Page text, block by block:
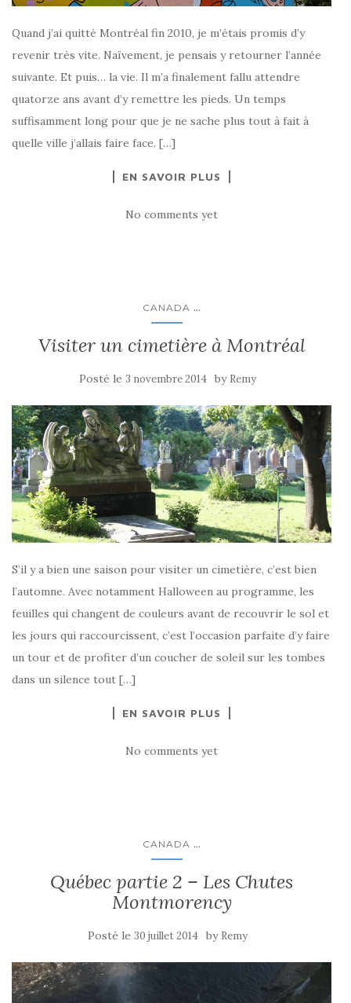
Quand j’ai quitté Montréal fin 2010, je m’étais promis d’y
revenir très vite. Naïvement, je pensais y retourner l’année
suivante. Et puis… la vie. Il m’a finalement fallu attendre
quatorze ans avant d’y remettre les pieds. Un temps
suffisamment long pour que je ne sache plus tout à fait à
quelle ville j’allais faire face. […]
EN SAVOIR PLUS
No comments yet
CANADA ...
Visiter un cimetière à Montréal
Posté le 3 novembre 2014 by Remy
S’il y a bien une saison pour visiter un cimetière, c’est bien
l’automne. Avec notamment Halloween au programme, les
feuilles qui changent de couleurs avant de recouvrir le sol et
les jours qui raccourcissent, c’est l’occasion parfaite d’y faire
un tour et de profiter d’un coucher de soleil sur les tombes
dans un silence tout […]
EN SAVOIR PLUS
No comments yet
CANADA ...
Québec partie 2 – Les Chutes
Montmorency
Posté le 30 juillet 2014 by Remy